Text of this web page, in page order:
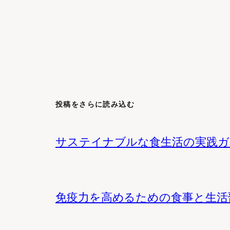
投稿をさらに読み込む
サステイナブルな食生活の実践
免疫力を高めるための食事と生